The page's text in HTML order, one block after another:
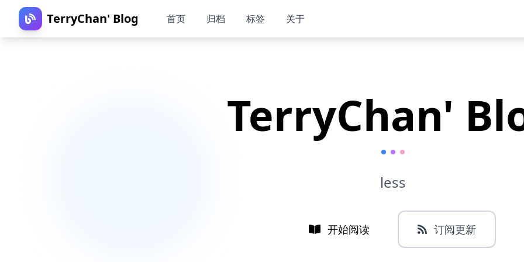
TerryChan' Blog 首页 归档 标签 关于
TerryChan'
less
开始阅读 订阅更新